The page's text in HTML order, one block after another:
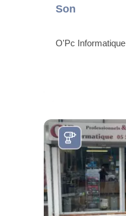
Son
O'Pc Informatique